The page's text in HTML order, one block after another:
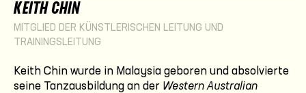
KEITH CHIN
MITGLIED DER KÜNSTLERISCHEN LEITUNG UND
TRAININGSLEITUNG
Keith Chin wurde in Malaysia geboren und absolvierte
seine Tanzausbildung an der Western Australian